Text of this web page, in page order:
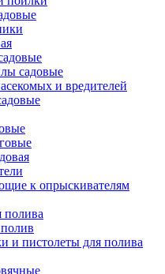
садовые
и вредителей
к опрыскивателям
и пистолеты для полива